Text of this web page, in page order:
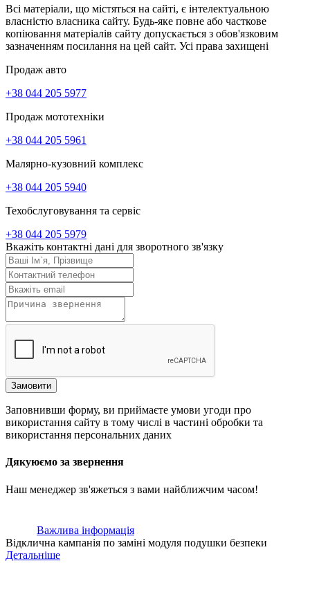
Всі матеріали, що містяться на сайті, є інтелектуальною
власністю власника сайту. Будь-яке повне або часткове
копіювання матеріалів сайту допускається з обов'язковим
зазначенням посилання на цей сайт. Усі права захищені
Продаж авто
+38 044 205 5977
Продаж мототехніки
+38 044 205 5961
Малярно-кузовний комплекс
+38 044 205 5940
Техобслуговування та сервіс
+38 044 205 5979
Вкажіть контактні дані для зворотного зв'язку
Замовити
Заповнивши форму, ви приймаєте умови угоди про
використання сайту в тому числі в частині обробки та
використання персональних даних
Дякуюємо за звернення
Наш менеджер зв'яжеться з вами найближчим часом!
Важлива інформація
Відклична кампанія по заміні модуля подушки безпеки
Детальніше